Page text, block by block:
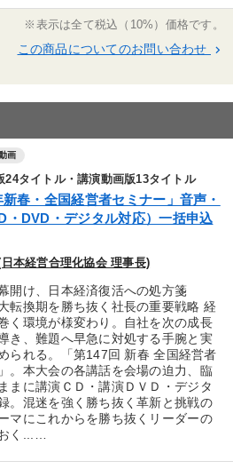
※表示は全て税込（10%）価格です。
この商品についてのお問い合わせ keyboard_arrow_right
画
24タイトル・講演動画版13タイトル
新春・全国経営者セミナー」音声・
・DVD・デジタル対応）一括申込
本経営合理化協会 理事長)
開け、日本経済復活への処方箋
換期を勝ち抜く社長の重要戦略 経
く環境が様変わり。自社を次の成長
き、難題へ早急に対処する手腕と実
られる。「第147回 新春 全国経営者
。本大会の各講話を会場の迫力、臨
まに講演ＣＤ・講演ＤＶＤ・デジタ
。混迷を強く勝ち抜く革新と挑戦の
マにこれからを勝ち抜くリーダーの
く...…